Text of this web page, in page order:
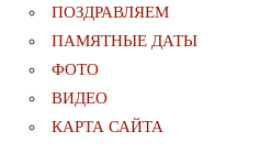
ПОЗДРАВЛЯЕМ
ПАМЯТНЫЕ ДАТЫ
ФОТО
ВИДЕО
КАРТА САЙТА